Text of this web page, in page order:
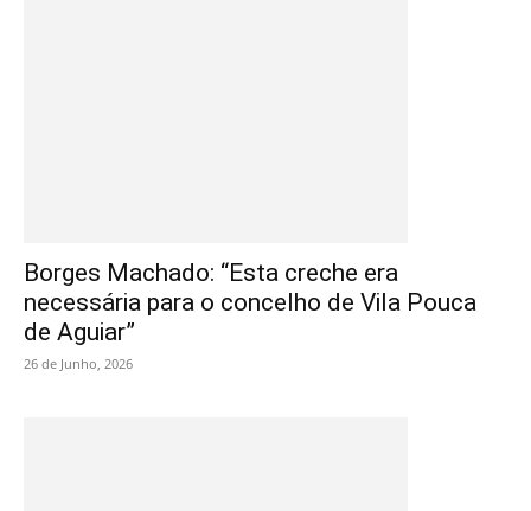
Borges Machado: “Esta creche era
necessária para o concelho de Vila Pouca
de Aguiar”
26 de Junho, 2026